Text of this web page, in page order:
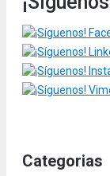
Categorias